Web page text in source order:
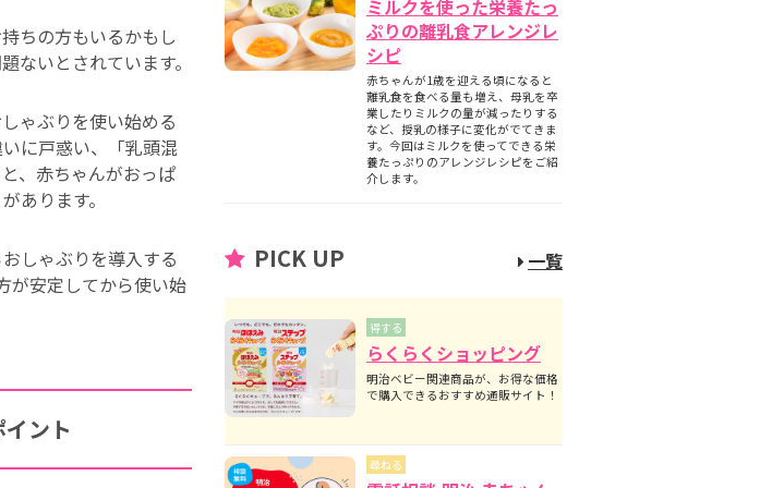
ちの方もいるかもし
ないとされています。
ゃぶりを使い始める
に戸惑い、「乳頭混
、赤ちゃんがおっぱ
あります。
しゃぶりを導入する
が安定してから使い始
ント
ミルクを使った栄養たっ
ぷりの離乳食アレンジレ
シピ
赤ちゃんが1歳を迎える頃になると
離乳食を食べる量も増え、母乳を卒
業したりミルクの量が減ったりする
など、授乳の様子に変化がでてきま
す。今回はミルクを使ってできる栄
養たっぷりのアレンジレシピをご紹
介します。
PICK UP 一覧
得する
らくらくショッピング
明治ベビー関連商品が、お得な価格
で購入できるおすすめ通販サイト！
尋ねる